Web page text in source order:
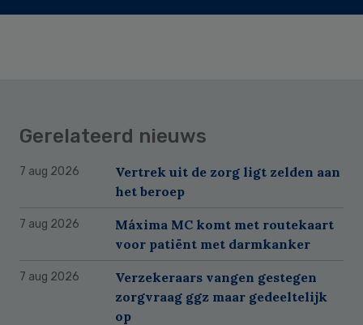
Gerelateerd nieuws
7 aug 2026
Vertrek uit de zorg ligt zelden aan
het beroep
7 aug 2026
Máxima MC komt met routekaart
voor patiënt met darmkanker
7 aug 2026
Verzekeraars vangen gestegen
zorgvraag ggz maar gedeeltelijk
op